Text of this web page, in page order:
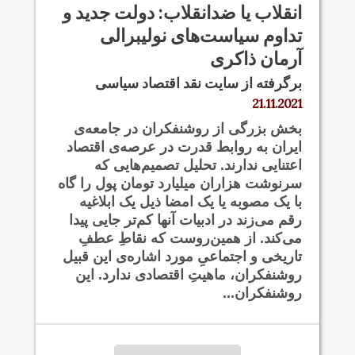
انقلاب یا ضدانقلاب: دولت جدید و
تداوم سیاست‌های نولیبرالی
آرمان ذاکری
برگرفته از سایت نقد اقتصاد سیاسی
21.11.2021
بخش بزرگی از روشنفکران در جامعه‌ی
ایران به روابط قدرت در عرصه‌ی اقتصاد
اعتنایی ندارند. تحلیل تصمیم‌هایی که
سرنوشت هزاران میلیارد تومان پول را گاه
با یک مصوبه یا یک امضا ذیل یک ابلاغیه
رقم می‌زند در ادبیات آنها کم‌تر جایی پیدا
می‌کند. از همین‌روست که نقاطِ عطفِ
تاریخی و اجتماعیِ مورد اشاره‌ی این قبیل
روشنفکران، ماهیتِ اقتصادی ندارد. این
روشنفکران...